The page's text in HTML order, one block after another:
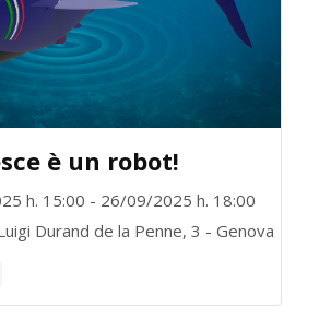
è un robot!
h. 15:00 - 26/09/2025 h. 18:00
Durand de la Penne, 3 - Genova